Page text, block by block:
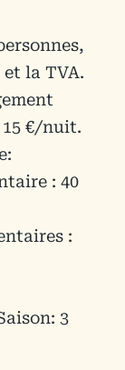
la TVA.
15 €/nuit.
: 40
:
3